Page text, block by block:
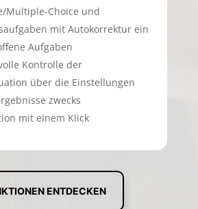
Multiple-Choice und
mit Autokorrektur ein
Aufgaben
Kontrolle der
über die Einstellungen
zwecks
mit einem Klick
ENTDECKEN